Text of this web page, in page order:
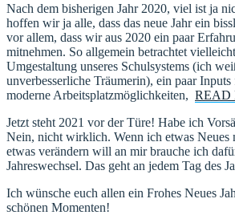
Nach dem bisherigen Jahr 2020, viel ist ja
hoffen wir ja alle, dass das neue Jahr ein
vor allem, dass wir aus 2020 ein paar
mitnehmen. So allgemein betrachtet
Umgestaltung unseres Schulsystems (ich
unverbesserliche Träumerin), ein paar
moderne Arbeitsplatzmöglichkeiten, READ
Jetzt steht 2021 vor der Türe! Habe ich
Nein, nicht wirklich. Wenn ich etwas Neues
etwas verändern will an mir brauche ich
Jahreswechsel. Das geht an jedem Tag des
Ich wünsche euch allen ein Frohes Neues
schönen Momenten!